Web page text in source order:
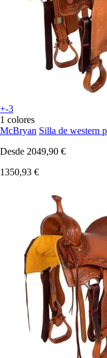
+-3
1 colores
McBryan Silla de western
Desde 2049,90 €
1350,93 €